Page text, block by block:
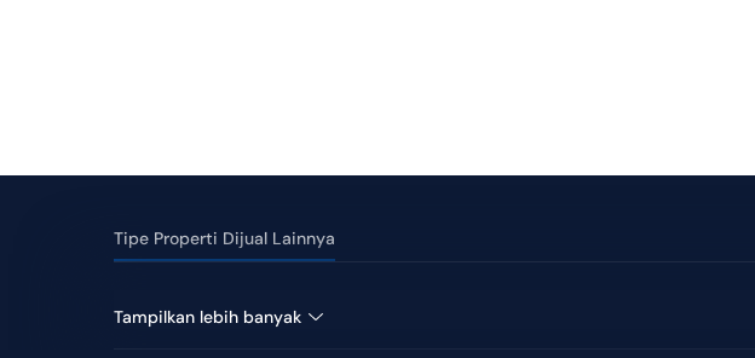
Tipe Properti Dijual Lainnya
Tampilkan lebih banyak